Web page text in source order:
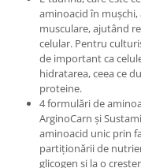
aminoacid în mușchi,
musculare, ajutând
celular. Pentru
de important ca
hidratarea, ceea ce
proteine.
4 formulări de
ArginoCarn și
aminoacid unic prin
partiționării de
glicogen și la o